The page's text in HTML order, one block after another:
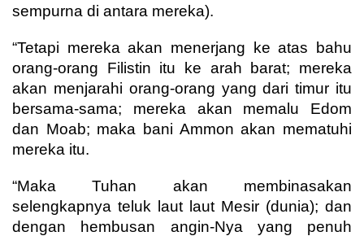
sempurna di antara mereka).
“Tetapi mereka akan menerjang ke atas bahu
orang-orang Filistin itu ke arah barat; mereka
akan menjarahi orang-orang yang dari timur itu
bersama-sama; mereka akan memalu Edom
dan Moab; maka bani Ammon akan mematuhi
mereka itu.
“Maka Tuhan akan membinasakan
selengkapnya teluk laut laut Mesir (dunia); dan
dengan hembusan angin-Nya yang penuh